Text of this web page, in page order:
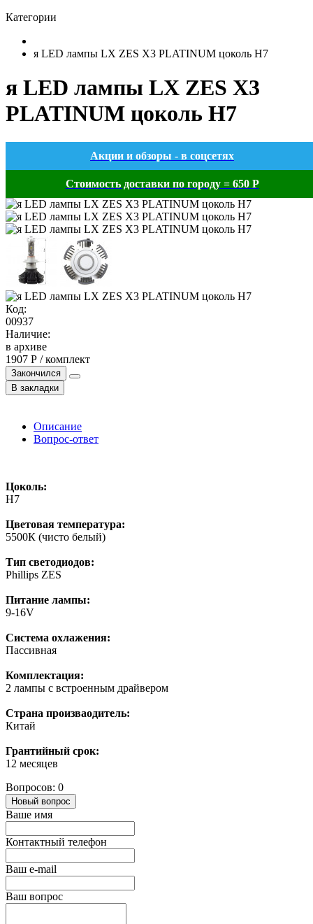
Категории
я LED лампы LX ZES X3 PLATINUM цоколь H7
я LED лампы LX ZES X3
PLATINUM цоколь H7
Акции и обзоры - в соцсетях
Стоимость доставки по городу = 650 Р
Код:
00937
Наличие:
в архиве
1907 Р / комплект
Закончился
В закладки
Описание
Вопрос-ответ
Цоколь:
H7
Цветовая температура:
5500К (чисто белый)
Тип светодиодов:
Phillips ZES
Питание лампы:
9-16V
Система охлажения:
Пассивная
Комплектация:
2 лампы с встроенным драйвером
Страна произваодитель:
Китай
Грантийный срок:
12 месяцев
Вопросов: 0
Новый вопрос
Ваше имя
Контактный телефон
Ваш e-mail
Ваш вопрос